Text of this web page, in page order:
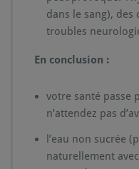
dans le sang), des
troubles
En conclusion :
votre santé passe
n’attendez pas
l’eau non sucrée
naturellement